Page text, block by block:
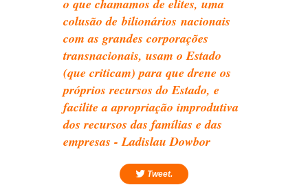
o que chamamos de elites, uma
colusão de bilionários nacionais
com as grandes corporações
transnacionais, usam o Estado
(que criticam) para que drene os
próprios recursos do Estado, e
facilite a apropriação improdutiva
dos recursos das famílias e das
empresas - Ladislau Dowbor
Tweet.